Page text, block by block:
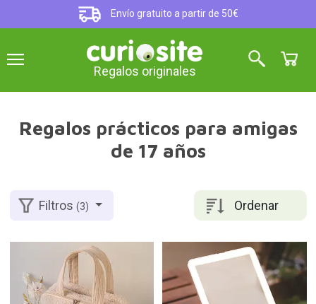
Envío gratuito a partir de 50€
Regalos originales
Regalos prácticos para amigas
de 17 años
Ordenar
Filtros(3)